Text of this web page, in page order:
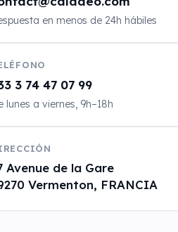
en menos de 24h hábiles
3 74 47 07 99
lunes a viernes, 9h–18h
Avenue de la Gare
Vermenton, FRANCIA